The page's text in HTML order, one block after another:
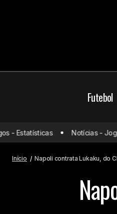
Futebol
Corinthians vende Wesley
Nassr, time de Cristiano
Estatísticas Notícias - Jogos
Início Napoli contrata Lukaku, do